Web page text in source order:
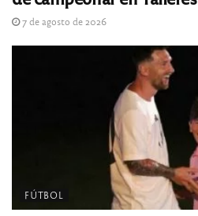
7 de agosto de 2026
FÚTBOL